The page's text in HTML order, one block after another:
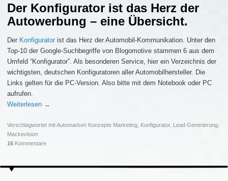
Der Konfigurator ist das Herz der
Autowerbung – eine Übersicht.
Der Konfigurator ist das Herz der Automobil-Kommunikation. Unter den
Top-10 der Google-Suchbegriffe von Blogomotive stammen 6 aus dem
Umfeld “Konfigurator”. Als besonderen Service, hier ein Verzeichnis der
wichtigsten, deutschen Konfiguratoren aller Automobilhersteller. Die
Links gelten für die PC-Version. Also bitte mit dem Notebook oder PC
aufrufen.
Weiterlesen →
Verschlagwortet mitAutomarken Konzepte Marketing Konfigurator, Lead Generierung
Mackevision
16 Kommentare